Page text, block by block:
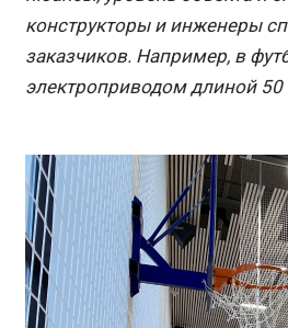
конструкторы и инженеры
заказчиков. Например, в
электроприводом длиной